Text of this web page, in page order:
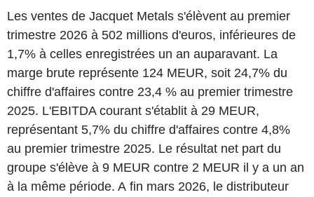
Les ventes de Jacquet Metals s'élèvent au premier
trimestre 2026 à 502 millions d'euros, inférieures de
1,7% à celles enregistrées un an auparavant. La
marge brute représente 124 MEUR, soit 24,7% du
chiffre d'affaires contre 23,4 % au premier trimestre
2025. L'EBITDA courant s'établit à 29 MEUR,
représentant 5,7% du chiffre d'affaires contre 4,8%
au premier trimestre 2025. Le résultat net part du
groupe s'élève à 9 MEUR contre 2 MEUR il y a un an
à la même période. A fin mars 2026, le distributeur